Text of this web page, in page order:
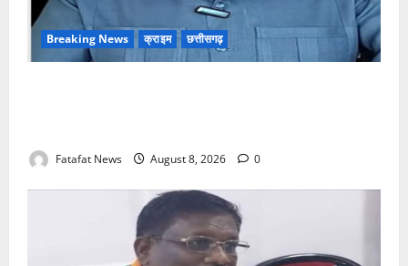
Breaking News क्राइम छत्तीसगढ़
Fatafat News August 8, 2026 0